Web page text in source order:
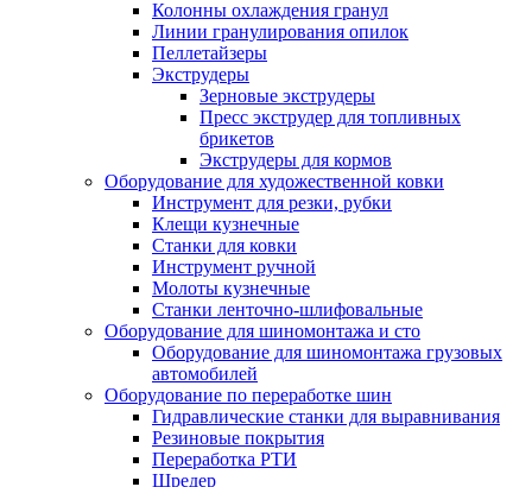
Колонны охлаждения гранул
Линии гранулирования опилок
Пеллетайзеры
Экструдеры
Зерновые экструдеры
Пресс экструдер для топливных
брикетов
Экструдеры для кормов
Оборудование для художественной ковки
Инструмент для резки, рубки
Клещи кузнечные
Станки для ковки
Инструмент ручной
Молоты кузнечные
Станки ленточно-шлифовальные
Оборудование для шиномонтажа и сто
Оборудование для шиномонтажа грузовых
автомобилей
Оборудование по переработке шин
Гидравлические станки для выравнивания
Резиновые покрытия
Переработка РТИ
Шредер